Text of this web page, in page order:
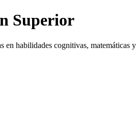
Superior
en habilidades cognitivas, matemáticas